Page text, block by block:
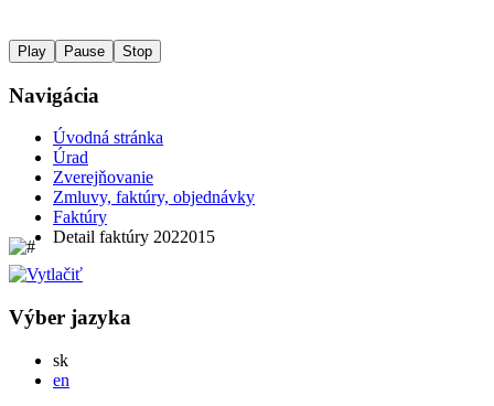
Play Pause Stop
Navigácia
Úvodná stránka
Úrad
Zverejňovanie
Zmluvy, faktúry, objednávky
Faktúry
Detail faktúry 2022015
Výber jazyka
skSlovensky
en